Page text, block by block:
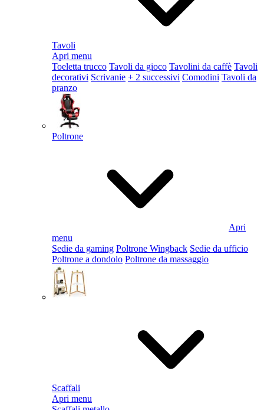
Tavoli
Apri menu
Toeletta trucco Tavoli da gioco Tavolini da caffè Tavoli
decorativi Scrivanie + 2 successivi Comodini Tavoli da
pranzo
Poltrone
Apri
menu
Sedie da gaming Poltrone Wingback Sedie da ufficio
Poltrone a dondolo Poltrone da massaggio
Scaffali
Apri menu